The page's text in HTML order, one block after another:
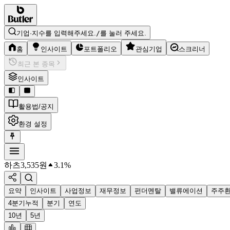
기업·지수를 입력해주세요./를 눌러 주세요.
홈 인사이트 포트폴리오 관심기업
스크리너
최근 본 종목
인사이트
활용법/공지
환경 설정
하츠3,535원 3.1%
요약 인사이트 사업정보 재무정보 펀더멘탈 밸류에이션 주주
4분기누적
분기
연도
10년
5년